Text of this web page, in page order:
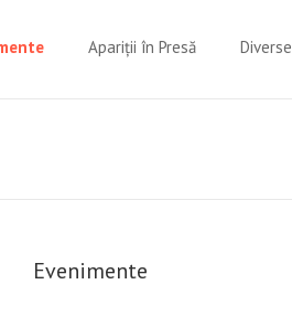
Apariţii în Presă Diverse
Evenimente